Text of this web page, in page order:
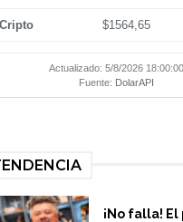
Cripto $1564,65
Actualizado: 5/8/2026 18:00:00
Fuente: DolarAPI
¡No falla!